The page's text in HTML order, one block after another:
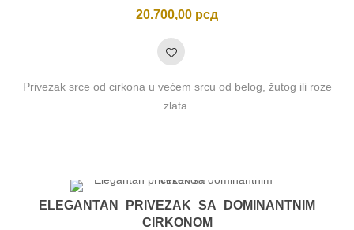
20.700,00 рсд
Privezak srce od cirkona u većem srcu od belog, žutog ili roze
zlata.
ELEGANTAN PRIVEZAK SA DOMINANTNIM
CIRKONOM